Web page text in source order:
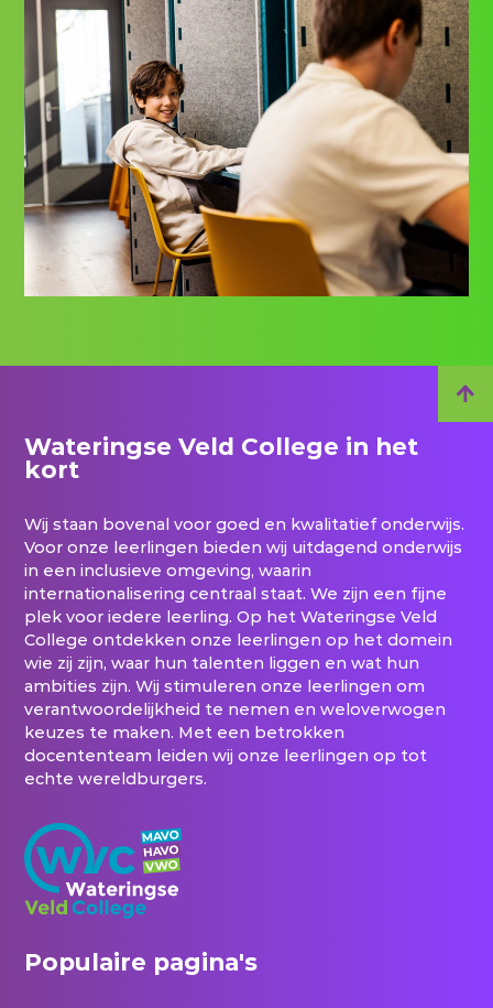
Wateringse Veld College in het
kort
Wij staan bovenal voor goed en kwalitatief onderwijs.
Voor onze leerlingen bieden wij uitdagend onderwijs
in een inclusieve omgeving, waarin
internationalisering centraal staat. We zijn een fijne
plek voor iedere leerling. Op het Wateringse Veld
College ontdekken onze leerlingen op het domein
wie zij zijn, waar hun talenten liggen en wat hun
ambities zijn. Wij stimuleren onze leerlingen om
verantwoordelijkheid te nemen en weloverwogen
keuzes te maken. Met een betrokken
docententeam leiden wij onze leerlingen op tot
echte wereldburgers.
Populaire pagina's